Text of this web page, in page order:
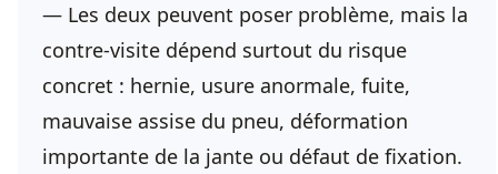
— Les deux peuvent poser problème, mais la
contre-visite dépend surtout du risque
concret : hernie, usure anormale, fuite,
mauvaise assise du pneu, déformation
importante de la jante ou défaut de fixation.